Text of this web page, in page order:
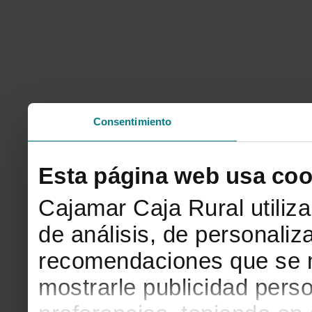
Consentimiento
Esta página web usa
Cajamar Caja Rural
de análisis, de
recomendaciones que se
mostrarle publicidad